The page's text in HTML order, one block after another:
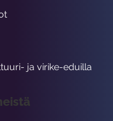
ja virike-eduilla